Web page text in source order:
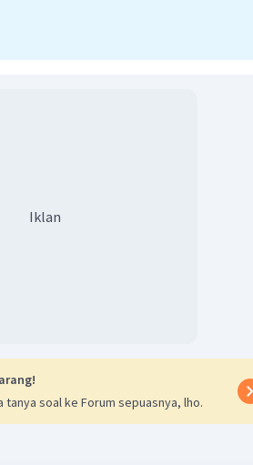
Iklan
tanya soal ke Forum sepuasnya, lho.